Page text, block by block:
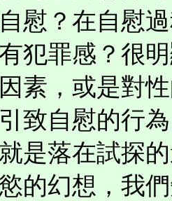
慰？在自慰
犯罪感？很
素，或是對
致自慰的行
是落在試探
的幻想，我